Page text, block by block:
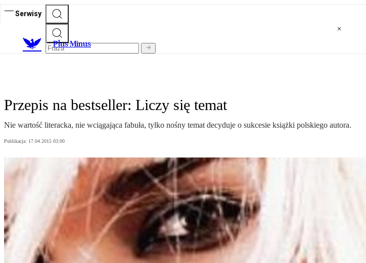
Serwisy
Plus Minus
Przepis na bestseller: Liczy się temat
Nie wartość literacka, nie wciągająca fabuła, tylko nośny temat decyduje o sukcesie książki polskiego autora.
Publikacja: 17.04.2015 03:00